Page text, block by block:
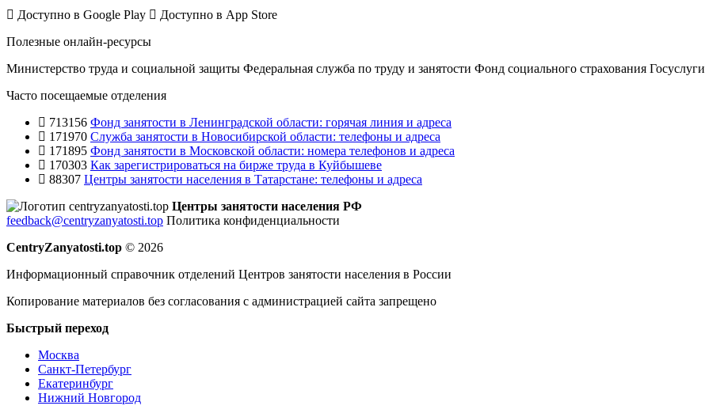
Доступно в Google Play Доступно в App Store
Полезные онлайн-ресурсы
Министерство труда и социальной защиты Федеральная служба по труду и занятости Фонд социального страхования Госуслуги
Часто посещаемые отделения
713156 Фонд занятости в Ленинградской области: горячая линия и адреса
171970 Служба занятости в Новосибирской области: телефоны и адреса
171895 Фонд занятости в Московской области: номера телефонов и адреса
170303 Как зарегистрироваться на бирже труда в Куйбышеве
88307 Центры занятости населения в Татарстане: телефоны и адреса
Центры занятости населения РФ
feedback@centryzanyatosti.top Политика конфиденциальности
CentryZanyatosti.top © 2026
Информационный справочник отделений Центров занятости населения в России
Копирование материалов без согласования с администрацией сайта запрещено
Быстрый переход
Москва
Санкт-Петербург
Екатеринбург
Нижний Новгород